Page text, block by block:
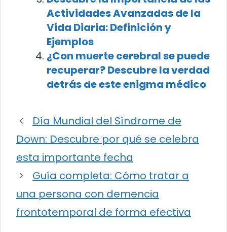
Actividades Avanzadas de la
Vida Diaria: Definición y
Ejemplos
¿Con muerte cerebral se puede
recuperar? Descubre la verdad
detrás de este enigma médico
Día Mundial del Síndrome de
Down: Descubre por qué se celebra
esta importante fecha
Guía completa: Cómo tratar a
una persona con demencia
frontotemporal de forma efectiva